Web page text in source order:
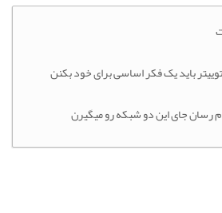
باید یک فکر اساسی برای خود بکنن
رسان جای این دو شبکه رو میگیرن